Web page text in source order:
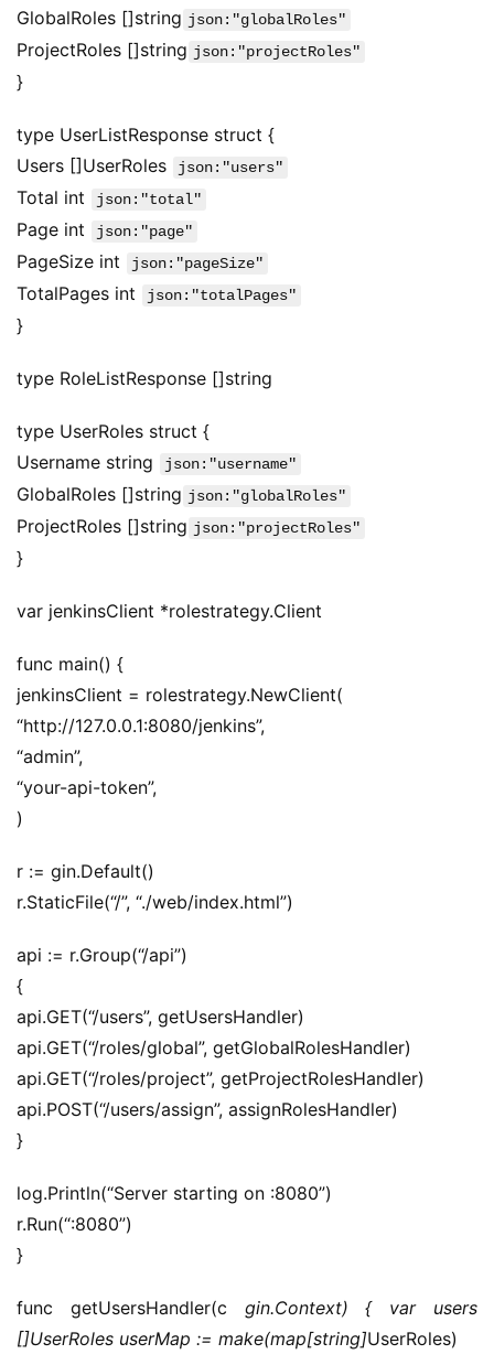
群
运
营
记
录
经
验
程
软
应
用
GlobalRoles []string json:"globalRoles"
ProjectRoles []string json:"projectRoles"
}
type UserListResponse struct {
Users []UserRoles
json:"users"
Total int json:"total"
Page int json:"page"
PageSize int json:"pageSize"
TotalPages int json:"totalPages"
}
type RoleListResponse []string
type UserRoles struct {
Username string
json:"username"
GlobalRoles []string json:"globalRoles"
ProjectRoles []string json:"projectRoles"
}
var jenkinsClient *rolestrategy.Client
func main() {
jenkinsClient = rolestrategy.NewClient(
“http://127.0.0.1:8080/jenkins”,
“admin”,
“your-api-token”,
)
r := gin.Default()
r.StaticFile(“/”, “./web/index.html”)
api := r.Group(“/api”)
{
api.GET(“/users”, getUsersHandler)
api.GET(“/roles/global”, getGlobalRolesHandler)
api.GET(“/roles/project”, getProjectRolesHandler)
api.POST(“/users/assign”, assignRolesHandler)
}
log.Println(“Server starting on :8080”)
r.Run(“:8080”)
}
func getUsersHandler(c gin.Context) { var users
[]UserRoles userMap := make(map[string]UserRoles)